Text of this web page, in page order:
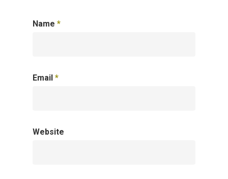
Name *
Email *
Website